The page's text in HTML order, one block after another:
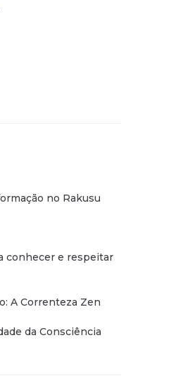
no Rakusu
conhecer e respeitar
A Correnteza Zen
da Consciência